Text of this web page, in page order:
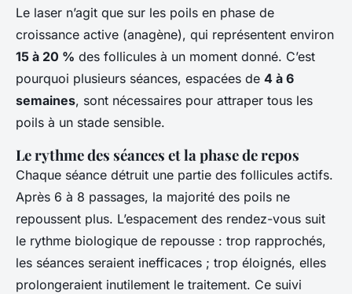
Le laser n’agit que sur les poils en phase de
croissance active (anagène), qui représentent environ
15 à 20 % des follicules à un moment donné. C’est
pourquoi plusieurs séances, espacées de 4 à 6
semaines, sont nécessaires pour attraper tous les
poils à un stade sensible.
Le rythme des séances et la phase de repos
Chaque séance détruit une partie des follicules actifs.
Après 6 à 8 passages, la majorité des poils ne
repoussent plus. L’espacement des rendez-vous suit
le rythme biologique de repousse : trop rapprochés,
les séances seraient inefficaces ; trop éloignés, elles
prolongeraient inutilement le traitement. Ce suivi